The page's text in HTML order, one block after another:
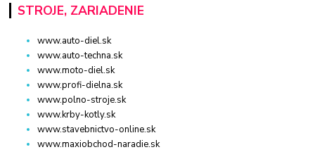
STROJE, ZARIADENIE
www.auto-diel.sk
www.auto-techna.sk
www.moto-diel.sk
www.profi-dielna.sk
www.polno-stroje.sk
www.krby-kotly.sk
www.stavebnictvo-online.sk
www.maxiobchod-naradie.sk